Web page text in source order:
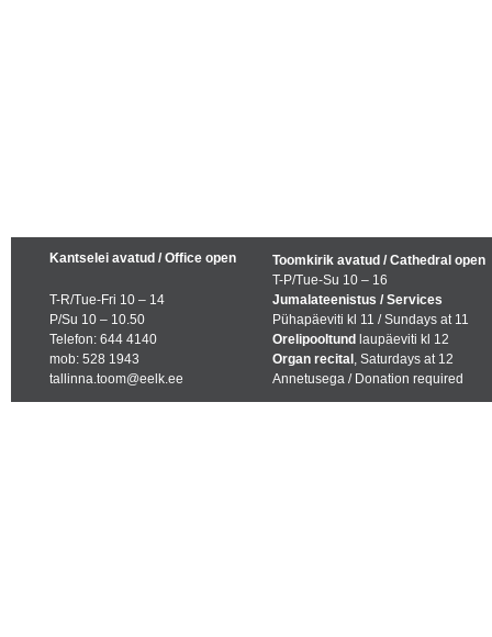
Kantselei avatud / Office open
T-R/Tue-Fri 10 – 14
P/Su 10 – 10.50
Telefon: 644 4140
mob: 528 1943
tallinna.toom@eelk.ee
Toomkirik avatud / Cathedral open
T-P/Tue-Su 10 – 16
Jumalateenistus / Services
Pühapäeviti kl 11 / Sundays at 11
Orelipooltund laupäeviti kl 12
Organ recital , Saturdays at 12
Annetusega / Donation required